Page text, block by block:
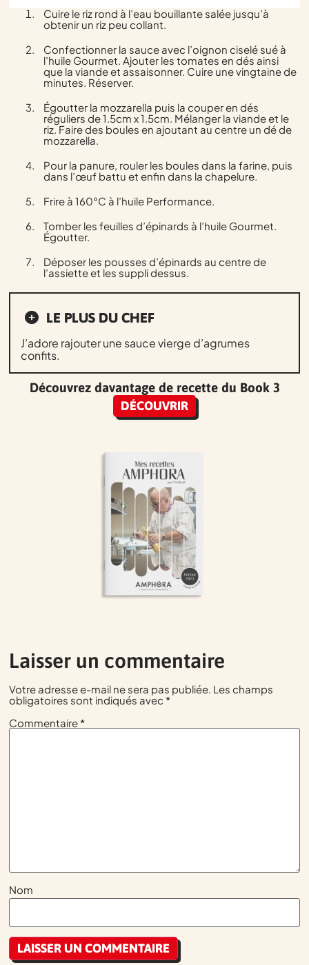
Cuire le riz rond à l’eau bouillante salée jusqu’à
obtenir un riz peu collant.
Confectionner la sauce avec l’oignon ciselé sué à
l’huile Gourmet. Ajouter les tomates en dés ainsi
que la viande et assaisonner. Cuire une vingtaine de
minutes. Réserver.
Égoutter la mozzarella puis la couper en dés
réguliers de 1.5cm x 1.5cm. Mélanger la viande et le
riz. Faire des boules en ajoutant au centre un dé de
mozzarella.
Pour la panure, rouler les boules dans la farine, puis
dans l’œuf battu et enfin dans la chapelure.
Frire à 160°C à l’huile Performance.
Tomber les feuilles d’épinards à l’huile Gourmet.
Égoutter.
Déposer les pousses d’épinards au centre de
l’assiette et les suppli dessus.
LE PLUS DU CHEF
J’adore rajouter une sauce vierge d’agrumes
confits.
Découvrez davantage de recette du Book 3
DÉCOUVRIR
Laisser un commentaire
Votre adresse e-mail ne sera pas publiée. Les champs
obligatoires sont indiqués avec *
Commentaire *
Nom